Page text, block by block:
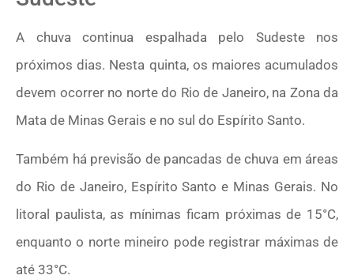
A chuva continua espalhada pelo Sudeste nos
próximos dias. Nesta quinta, os maiores acumulados
devem ocorrer no norte do Rio de Janeiro, na Zona da
Mata de Minas Gerais e no sul do Espírito Santo.
Também há previsão de pancadas de chuva em áreas
do Rio de Janeiro, Espírito Santo e Minas Gerais. No
litoral paulista, as mínimas ficam próximas de 15°C,
enquanto o norte mineiro pode registrar máximas de
até 33°C.